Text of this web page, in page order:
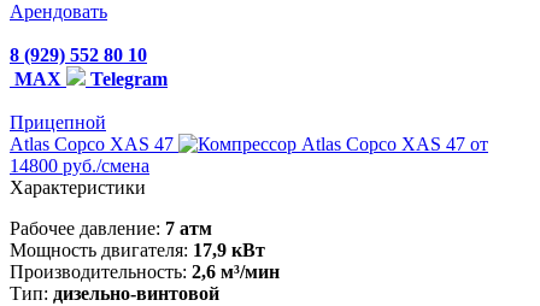
Арендовать
8 (929) 552 80 10
MAX
Telegram
Прицепной
Atlas Copco XAS 47
от
14800 руб./смена
Характеристики
Рабочее давление: 7 атм
Мощность двигателя: 17,9 кВт
Производительность: 2,6 м³/мин
Тип: дизельно-винтовой